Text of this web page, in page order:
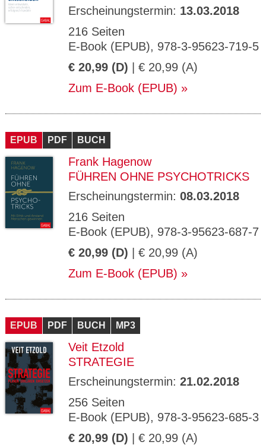
Erscheinungstermin: 13.03.2018
216 Seiten
E-Book (EPUB), 978-3-95623-719-5
€ 20,99 (D) | € 20,99 (A)
Zum E-Book (EPUB)
EPUB PDF BUCH
Frank Hagenow
FÜHREN OHNE PSYCHOTRICKS
Erscheinungstermin: 08.03.2018
216 Seiten
E-Book (EPUB), 978-3-95623-687-7
€ 20,99 (D) | € 20,99 (A)
Zum E-Book (EPUB)
EPUB PDF BUCH MP3
Veit Etzold
STRATEGIE
Erscheinungstermin: 21.02.2018
256 Seiten
E-Book (EPUB), 978-3-95623-685-3
€ 20,99 (D) | € 20,99 (A)